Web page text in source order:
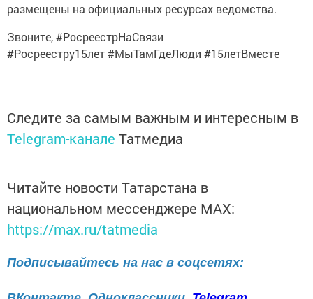
размещены на официальных ресурсах ведомства.
Звоните, #РосреестрНаСвязи
#Росреестру15лет #МыТамГдеЛюди #15летВместе
Следите за самым важным и интересным в
Telegram-канале Татмедиа
Читайте новости Татарстана в
национальном мессенджере MАХ:
https://max.ru/tatmedia
Подписывайтесь на нас в соцсетях: